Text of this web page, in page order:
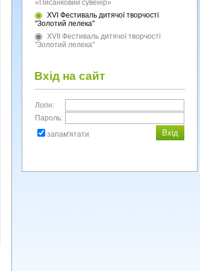
«Писанковий сувенір»
XVI Фестиваль дитячої творчості
"Золотий лелека"
XVII Фестиваль дитячої творчості
"Золотий лелека"
Вхід на сайт
Логін:
Пароль:
запам'ятати